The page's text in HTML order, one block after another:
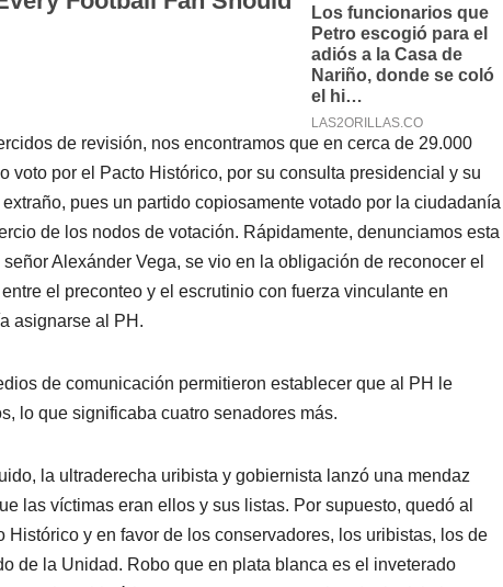
de revisión, nos encontramos que en cerca de 29.000
voto por el Pacto Histórico, por su consulta presidencial y su
pues un partido copiosamente votado por la ciudadanía
de los nodos de votación. Rápidamente, denunciamos esta
Alexánder Vega, se vio en la obligación de reconocer el
el preconteo y el escrutinio con fuerza vinculante en
asignarse al PH.
de comunicación permitieron establecer que al PH le
lo que significaba cuatro senadores más.
la ultraderecha uribista y gobiernista lanzó una mendaz
las víctimas eran ellos y sus listas. Por supuesto, quedó al
y en favor de los conservadores, los uribistas, los de
de la Unidad. Robo que en plata blanca es el inveterado